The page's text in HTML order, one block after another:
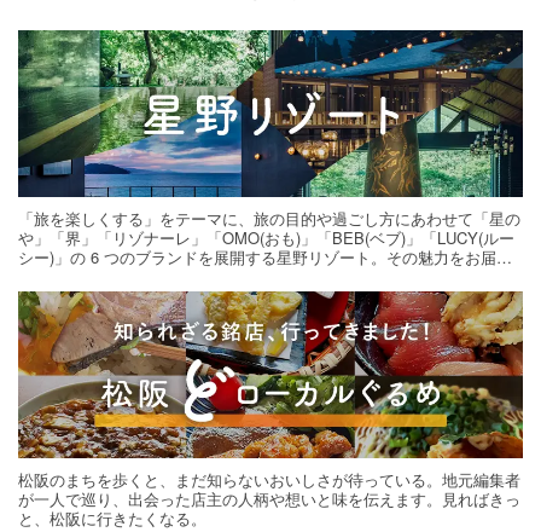
「旅を楽しくする」をテーマに、旅の目的や過ごし方にあわせて「星の
や」「界」「リゾナーレ」「OMO(おも)」「BEB(ベブ)」「LUCY(ルー
シー)」の 6 つのブランドを展開する星野リゾート。その魅力をお届け
松阪のまちを歩くと、まだ知らないおいしさが待っている。地元編集者
が一人で巡り、出会った店主の人柄や想いと味を伝えます。見ればきっ
と、松阪に行きたくなる。